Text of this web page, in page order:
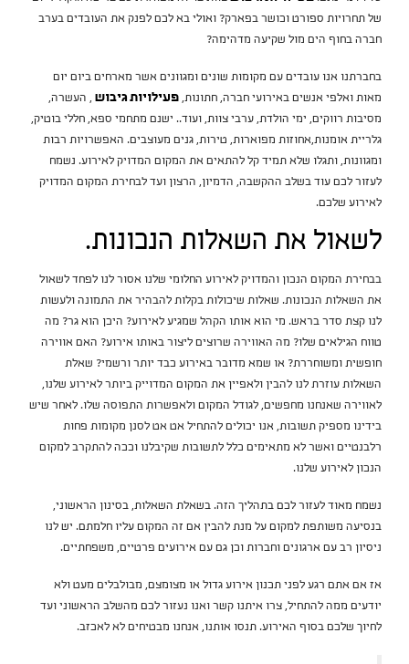
של תחרויות ספורט וכושר בפארק? ואולי בא לכם לפנק את העובדים בערב
חברה בחוף הים מול שקיעה מדהימה?
בחברתנו אנו עובדים עם מקומות שונים ומגוונים אשר מארחים ביום יום
מאות ואלפי אנשים באירועי חברה, חתונות,פעילויות גיבוש , העשרה,
מסיבות רווקים, ימי הולדת, ערבי צוות, ועוד.. ישנם מתחמי ספא, חללי בוטיק,
גלריית אומנות,אחוזות מפוארות, טירות, גנים מעוצבים. האפשרויות רבות
ומגוונות, ותגלו שלא תמיד קל להתאים את המקום המדויק לאירוע. נשמח
לעזור לכם עוד בשלב ההקשבה, הדמיון, הרצון ועד לבחירת המקום המדויק
לאירוע שלכם.
לשאול את השאלות הנכונות.
בבחירת המקום הנכון והמדויק לאירוע החלומי שלנו אסור לנו לפחד לשאול
את השאלות הנכונות. שאלות שיכולות בקלות להבהיר את התמונה ולעשות
לנו קצת סדר בראש. מי הוא אותו הקהל שמגיע לאירוע? היכן הוא גר? מה
טווח הגילאים שלו? מה האווירה שרוצים ליצור באותו אירוע? האם אווירה
חופשית ומשוחררת? או שמא מדובר באירוע כבד יותר ורשמי? שאלת
השאלות עוזרת לנו להבין ולאפיין את המקום המדוייק ביותר לאירוע שלנו,
לאווירה שאנחנו מחפשים, לגודל המקום ולאפשרות התפוסה שלו. לאחר שיש
בידינו מספיק תשובות, אנו יכולים להתחיל אט אט לסנן מקומות פחות
רלבנטיים ואשר לא מתאימים כלל לתשובות שקיבלנו וככה להתקרב למקום
הנכון לאירוע שלנו.
נשמח מאוד לעזור לכם בתהליך הזה. בשאלת השאלות, בסינון הראשוני,
בנסיעה משותפת למקום על מנת להבין אם זה המקום עליו חלמתם. יש לנו
ניסיון רב עם ארגונים וחברות וכן גם עם אירועים פרטיים, משפחתיים.
אז אם אתם רגע לפני תכנון אירוע גדול או מצומצם, מבולבלים מעט ולא
יודעים ממה להתחיל, צרו איתנו קשר ואנו נעזור לכם מהשלב הראשוני ועד
לחיוך שלכם בסוף האירוע. תנסו אותנו, אנחנו מבטיחים לא לאכזב.